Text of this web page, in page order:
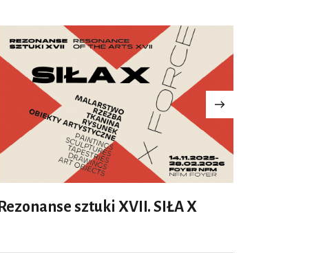
Rezonanse sztuki XVII. SIŁA X